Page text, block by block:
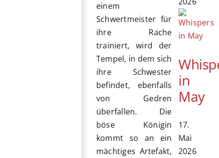
einem
Schwertmeister für
ihre Rache
trainiert, wird der
Tempel, in dem sich
ihre Schwester
befindet, ebenfalls
von Gedren
überfallen. Die
böse Königin
kommt so an ein
mächtiges Artefakt,
in
May
17.
Mai
2026